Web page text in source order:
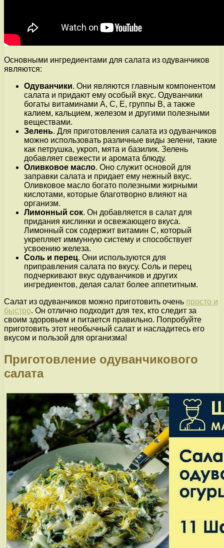
Основными ингредиентами для салата из одуванчиков
являются:
Одуванчики. Они являются главным компонентом
салата и придают ему особый вкус. Одуванчики
богаты витаминами А, С, Е, группы В, а также
калием, кальцием, железом и другими полезными
веществами.
Зелень. Для приготовления салата из одуванчиков
можно использовать различные виды зелени, такие
как петрушка, укроп, мята и базилик. Зелень
добавляет свежести и аромата блюду.
Оливковое масло. Оно служит основой для
заправки салата и придает ему нежный вкус.
Оливковое масло богато полезными жирными
кислотами, которые благотворно влияют на
организм.
Лимонный сок. Он добавляется в салат для
придания кислинки и освежающего вкуса.
Лимонный сок содержит витамин С, который
укрепляет иммунную систему и способствует
усвоению железа.
Соль и перец. Они используются для
приправления салата по вкусу. Соль и перец
подчеркивают вкус одуванчиков и других
ингредиентов, делая салат более аппетитным.
Салат из одуванчиков можно приготовить очень просто и
быстро. Он отлично подходит для тех, кто следит за
своим здоровьем и питается правильно. Попробуйте
приготовить этот необычный салат и насладитесь его
вкусом и пользой для организма!
Приготовление одуванчикового
салата